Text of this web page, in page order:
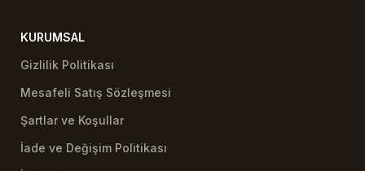
KURUMSAL
Gizlilik Politikası
Mesafeli Satış Sözleşmesi
Şartlar ve Koşullar
İade ve Değişim Politikası